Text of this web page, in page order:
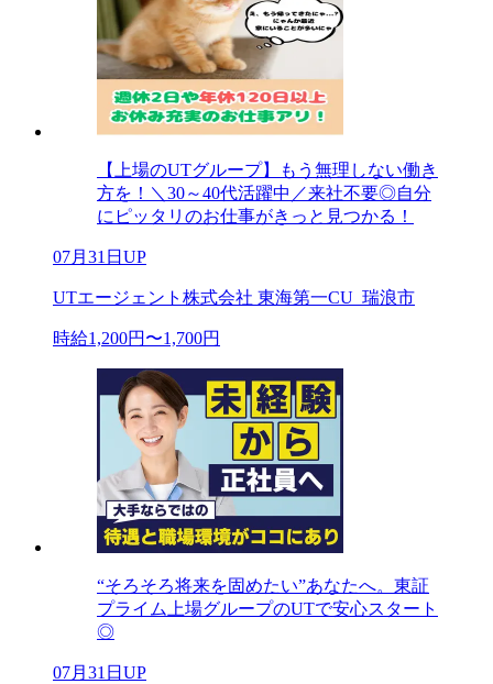
【上場のUTグループ】もう無理しない働き
方を！＼30～40代活躍中／来社不要◎自分
にピッタリのお仕事がきっと見つかる！
07月31日UP
UTエージェント株式会社 東海第一CU_瑞浪市
時給1,200円〜1,700円
“そろそろ将来を固めたい”あなたへ。東証
プライム上場グループのUTで安心スタート
◎
07月31日UP